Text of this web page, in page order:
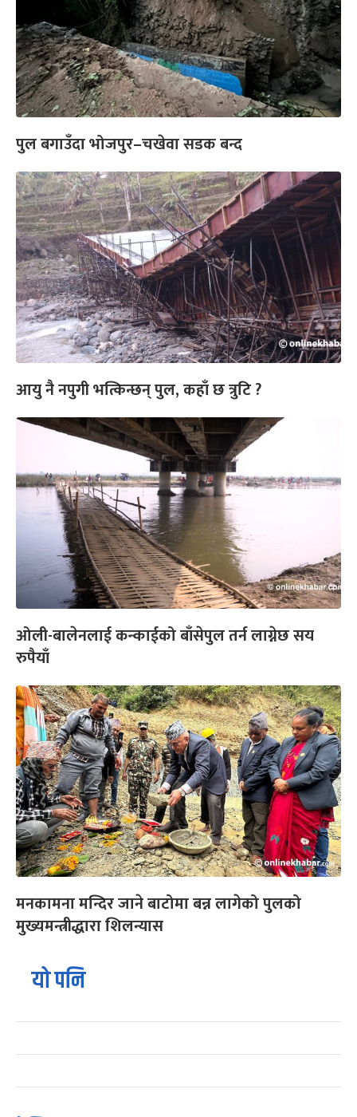
पुल बगाउँदा भोजपुर–चखेवा सडक बन्द
आयु नै नपुगी भत्किन्छन् पुल, कहाँ छ त्रुटि ?
ओली-बालेनलाई कन्काईको बाँसेपुल तर्न लाग्नेछ सय
रुपैयाँ
मनकामना मन्दिर जाने बाटोमा बन्न लागेको पुलको
मुख्यमन्त्रीद्धारा शिलन्यास
यो पनि